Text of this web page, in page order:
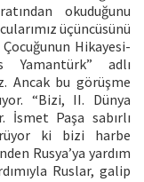
okuduğunu
üçüncüsünü
Hikayesi-
Yamantürk” adlı
Ancak bu görüşme
“Bizi, II. Dünya
Paşa sabırlı
ki bizi harbe
Rusya’ya yardım
Ruslar, galip